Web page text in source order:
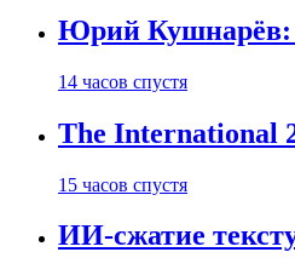
Юрий Кушнарёв:
14 часов спустя
The International
15 часов спустя
ИИ-сжатие